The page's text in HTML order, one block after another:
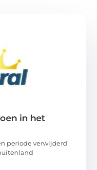
in het
periode verwijderd